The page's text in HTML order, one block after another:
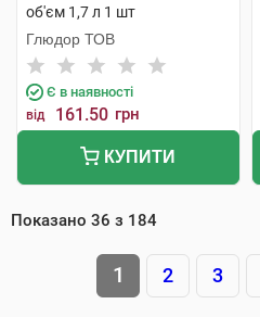
об'єм 1,7 л 1 шт
Глюдор ТОВ
Є в наявності
від 161.50 грн
КУПИТИ
Показано 36 з 184
1 2 3